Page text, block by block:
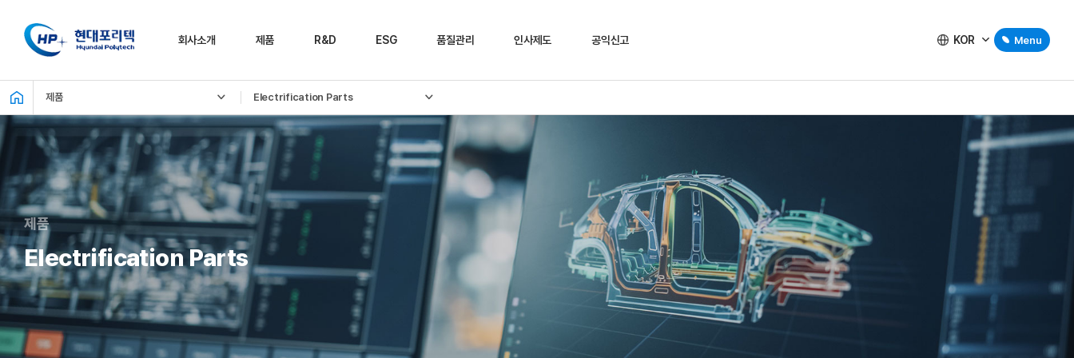
회사소개
CI 소개
비전 및 가치
기업 연혁 및 수상
내역
국내 공장
해외 공장
고객사
PR 센터
(홍보센터)
제품
Parts
Sensor
Parts
Motor/Actuator
Parts
Thermal
Management
Parts
Electrification
Parts
FEM/RCO
R&D
기술
시험 및 평가
글로벌 R&D
ESG
Environmental
Social
Governance
품질관리
SQ 인증
인사제도
인사정책
입사지원
공익신고 KOR Menu
제품 Electrification Parts
제품
Electrification Parts